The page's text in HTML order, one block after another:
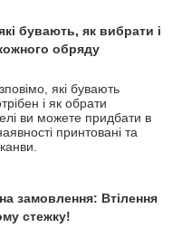
бувають, як вибрати і
обряду
які бувають
і як обрати
ви можете придбати в
принтовані та
замовлення: Втілення
стежку!